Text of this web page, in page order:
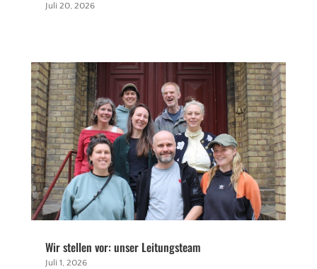
Juli 20, 2026
Wir stellen vor: unser Leitungsteam
Juli 1, 2026